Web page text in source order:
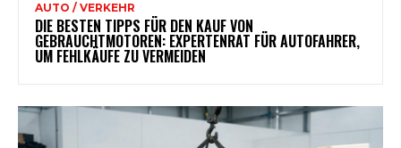
AUTO / VERKEHR
DIE BESTEN TIPPS FÜR DEN KAUF VON
GEBRAUCHTMOTOREN: EXPERTENRAT FÜR AUTOFAHRER,
UM FEHLKÄUFE ZU VERMEIDEN